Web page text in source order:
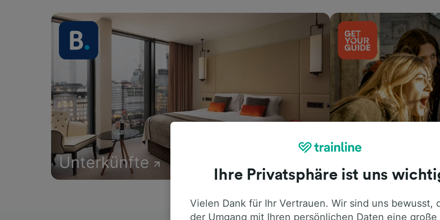
Unterkünfte
Ihre Privatsphäre ist uns
Vielen Dank für Ihr Vertrauen. Wir sind uns bewusst,
der Umgang mit Ihren persönlichen Daten eine große